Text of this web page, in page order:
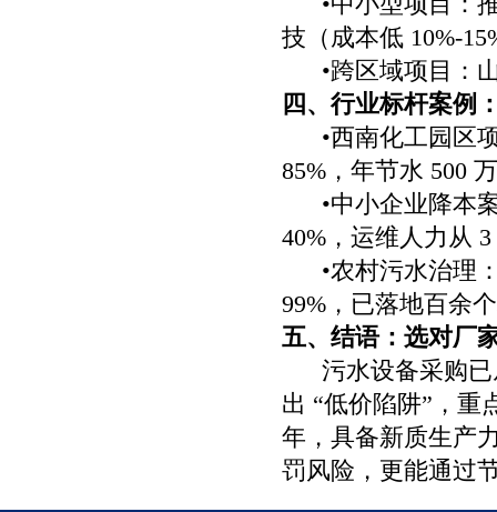
技（成本低 10%-
•跨区域项目：
四、行业标杆案例
•西南化工园区
85%，年节水 500
•中小企业降本
40%，运维人力从
•农村污水治理
99%，已落地百余
五、结语：选对厂
污水设备采购
出 “低价陷阱”，重
年，具备新质生产
罚风险，更能通过